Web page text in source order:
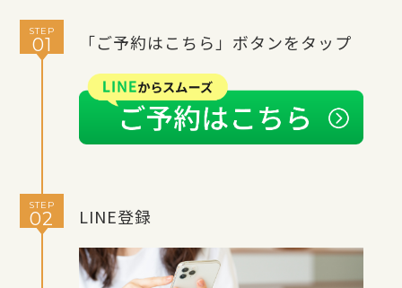
STEP
01 「ご予約はこちら」ボタンをタップ
STEP
02 LINE登録